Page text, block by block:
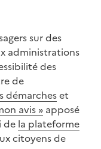
sur des
administrations
des
de
démarcheset
avis » apposé
de la plateforme
citoyens de